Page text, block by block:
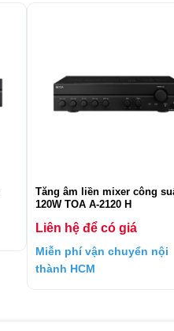
Tăng âm liền mixer công
120W TOA A-2120 H
Liên hệ để có giá
Miễn phí vận chuyển nội
thành HCM